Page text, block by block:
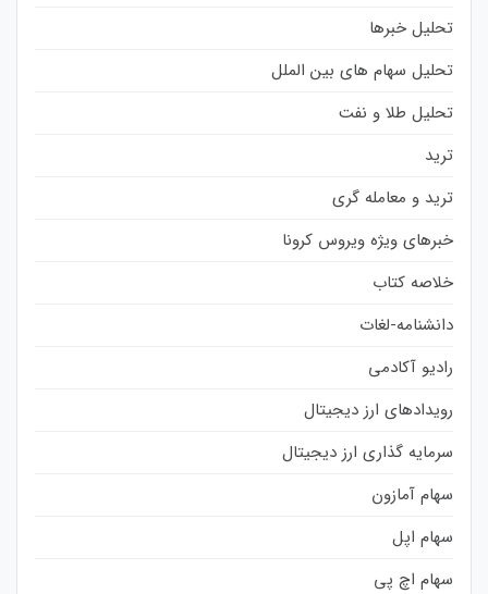
تحلیل خبرها
تحلیل سهام های بین الملل
تحلیل طلا و نفت
ترید
ترید و معامله گری
خبرهای ویژه ویروس کرونا
خلاصه کتاب
دانشنامه-لغات
رادیو آکادمی
رویدادهای ارز دیجیتال
سرمایه گذاری ارز دیجیتال
سهام آمازون
سهام اپل
سهام اچ پی